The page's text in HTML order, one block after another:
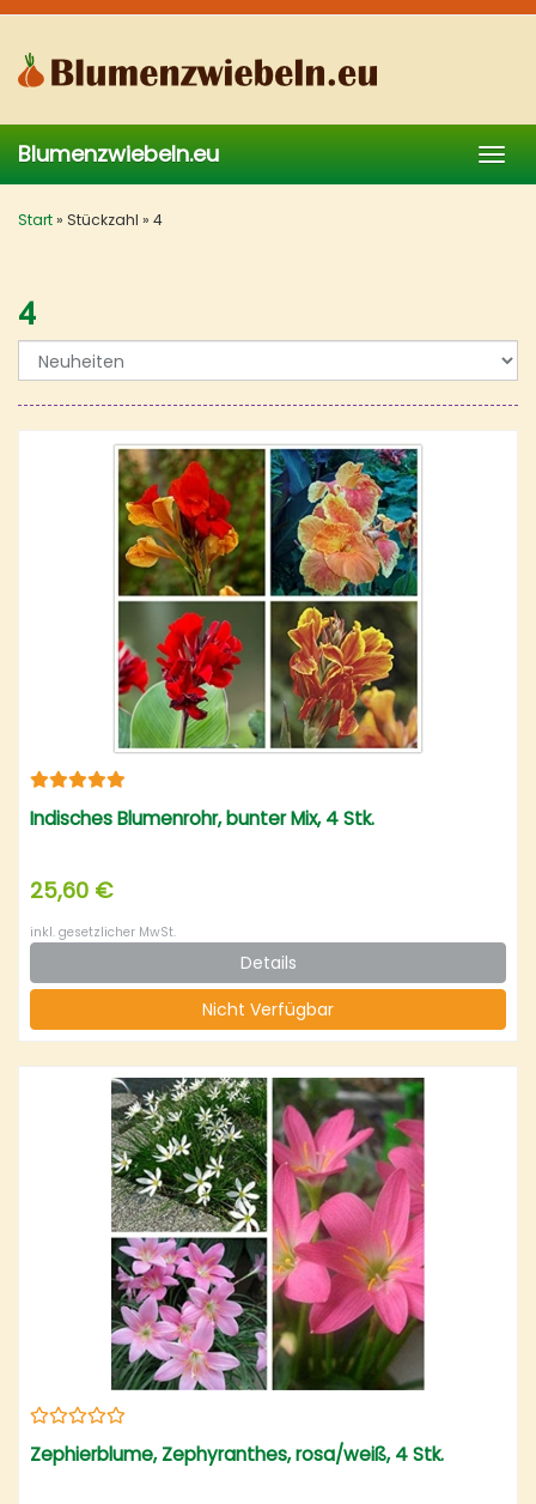
Skip
main
content
Blumenzwiebeln.eu
Start» Stückzahl » 4
4
Indisches Blumenrohr, bunter Mix, 4 Stk.
25,60 €
inkl. gesetzlicher MwSt.
Details
Nicht Verfügbar
Zephierblume, Zephyranthes, rosa/weiß, 4 Stk.